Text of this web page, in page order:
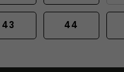
43 44